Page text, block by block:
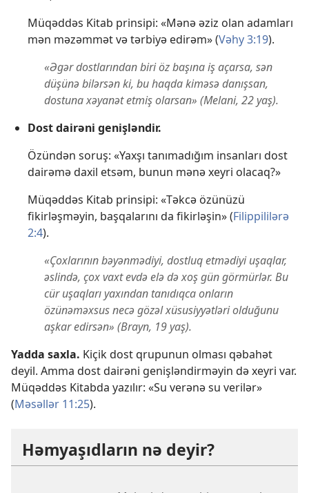
Müqəddəs Kitab prinsipi: «Mənə əziz olan adamları
mən məzəmmət və tərbiyə edirəm» (Vəhy 3:19).
«Əgər dostlarından biri öz başına iş açarsa, sən
düşünə bilərsən ki, bu haqda kiməsə danışsan,
dostuna xəyanət etmiş olarsan» (Melani, 22 yaş).
Dost dairəni genişləndir.
Özündən soruş: «Yaxşı tanımadığım insanları dost
dairəmə daxil etsəm, bunun mənə xeyri olacaq?»
Müqəddəs Kitab prinsipi: «Təkcə özünüzü
fikirləşməyin, başqalarını da fikirləşin» (Filippililərə
2:4).
«Çoxlarının bəyənmədiyi, dostluq etmədiyi uşaqlar,
əslində, çox vaxt evdə elə də xoş gün görmürlər. Bu
cür uşaqları yaxından tanıdıqca onların
özünəməxsus necə gözəl xüsusiyyətləri olduğunu
aşkar edirsən» (Brayn, 19 yaş).
Yadda saxla. Kiçik dost qrupunun olması qəbahət
deyil. Amma dost dairəni genişləndirməyin də xeyri var.
Müqəddəs Kitabda yazılır: «Su verənə su verilər»
(Məsəllər 11:25).
Həmyaşıdların nə deyir?